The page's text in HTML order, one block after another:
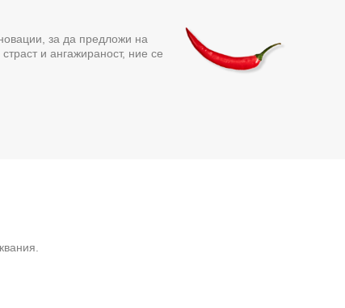
за да предложи на
и ангажираност, ние се